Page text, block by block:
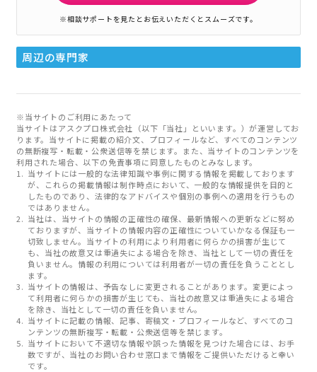
※相談サポートを見たとお伝えいただくとスムーズです。
周辺の専門家
※当サイトのご利用にあたって
当サイトはアスクプロ株式会社（以下「当社」といいます。）が運営してお
ります。当サイトに掲載の紹介文、プロフィールなど、すべてのコンテンツ
の無断複写・転載・公衆送信等を禁じます。また、当サイトのコンテンツを
利用された場合、以下の免責事項に同意したものとみなします。
当サイトには一般的な法律知識や事例に関する情報を掲載しております
が、これらの掲載情報は制作時点において、一般的な情報提供を目的と
したものであり、法律的なアドバイスや個別の事例への適用を行うもの
ではありません。
当社は、当サイトの情報の正確性の確保、最新情報への更新などに努め
ておりますが、当サイトの情報内容の正確性についていかなる保証も一
切致しません。当サイトの利用により利用者に何らかの損害が生じて
も、当社の故意又は重過失による場合を除き、当社として一切の責任を
負いません。情報の利用については利用者が一切の責任を負うこととし
ます。
当サイトの情報は、予告なしに変更されることがあります。変更によっ
て利用者に何らかの損害が生じても、当社の故意又は重過失による場合
を除き、当社として一切の責任を負いません。
当サイトに記載の情報、記事、寄稿文・プロフィールなど、すべてのコ
ンテンツの無断複写・転載・公衆送信等を禁じます。
当サイトにおいて不適切な情報や誤った情報を見つけた場合には、お手
数ですが、当社のお問い合わせ窓口まで情報をご提供いただけると幸い
です。